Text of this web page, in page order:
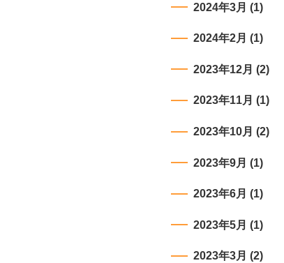
2024年3月 (1)
2024年2月 (1)
2023年12月 (2)
2023年11月 (1)
2023年10月 (2)
2023年9月 (1)
2023年6月 (1)
2023年5月 (1)
2023年3月 (2)